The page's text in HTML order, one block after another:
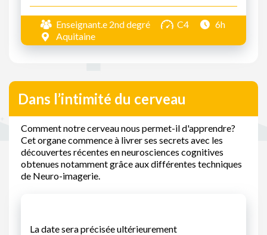
Enseignant.e 2nd degré C4
6h
Aquitaine
Dans l’intimité du cerveau
Comment notre cerveau nous permet-il d'apprendre?
Cet organe commence à livrer ses secrets avec les
découvertes récentes en neurosciences cognitives
obtenues notamment grâce aux différentes techniques
de Neuro-imagerie.
La date sera précisée ultérieurement